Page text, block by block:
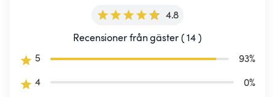
4.8
Recensioner från gäster ( 14 )
5
93%
4
0%